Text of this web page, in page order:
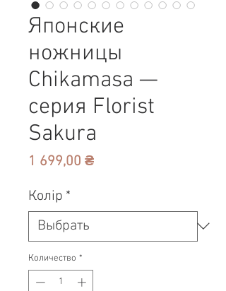
Японские
ножницы
Chikamasa —
серия Florist
Sakura
1 699,00 ₴Цена
Колір *
Количество *